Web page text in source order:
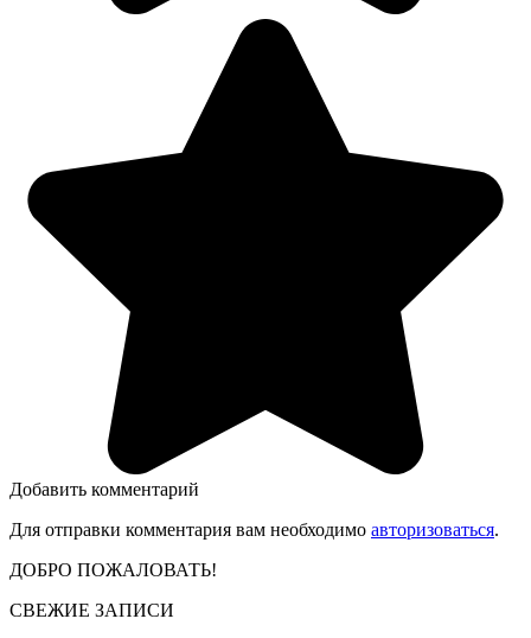
Добавить комментарий
Для отправки комментария вам необходимо авторизоваться.
ДОБРО ПОЖАЛОВАТЬ!
СВЕЖИЕ ЗАПИСИ